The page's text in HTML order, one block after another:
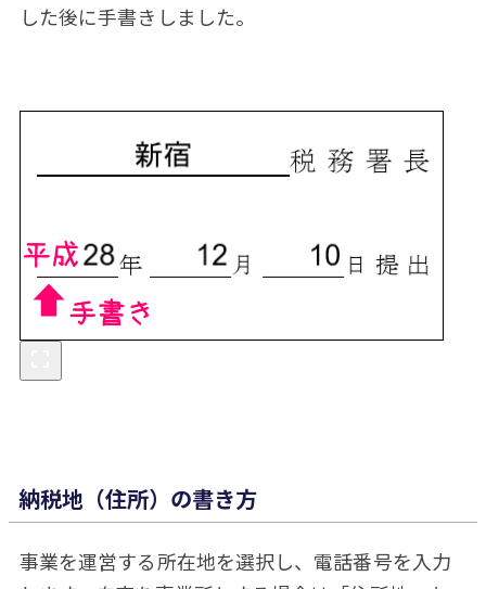
した後に手書きしました。
納税地（住所）の書き方
事業を運営する所在地を選択し、電話番号を入力